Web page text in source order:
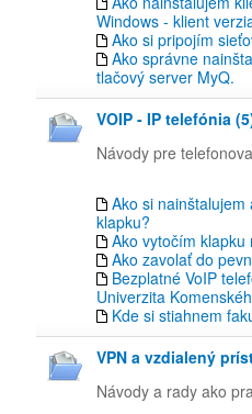
Windows - klient
Ako si pripojím
Ako správne
tlačový server MyQ.
VOIP - IP telefónia
Návody pre
Ako si
klapku?
Ako vytočím klapku
Ako zavolať do
Bezplatné VoIP
Univerzita
Kde si stiahnem
VPN a vzdialený
Návody a rady ako